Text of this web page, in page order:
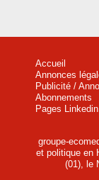
Accueil
Annonces
Publicité /
Abonnements
Pages Linkedin
groupe-
et politique en
(01), le